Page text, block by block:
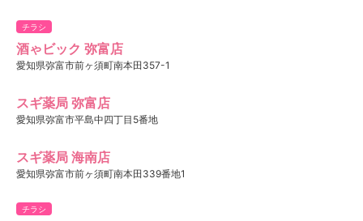
チラシ
酒ゃビック 弥富店
愛知県弥富市前ヶ須町南本田357-1
スギ薬局 弥富店
愛知県弥富市平島中四丁目5番地
スギ薬局 海南店
愛知県弥富市前ヶ須町南本田339番地1
チラシ